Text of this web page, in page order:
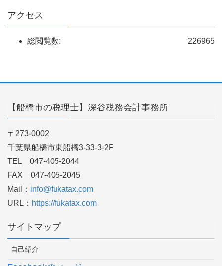
アクセス
226965
総閲覧数:
【船橋市の税理士】深谷税務会計事務所
〒273-0002
千葉県船橋市東船橋3-33-3-2F
TEL 047-405-2044
FAX 047-405-2045
Mail： info@fukatax.com
URL： https://fukatax.com
サイトマップ
自己紹介